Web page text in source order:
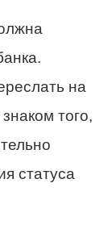
на
того,
статуса